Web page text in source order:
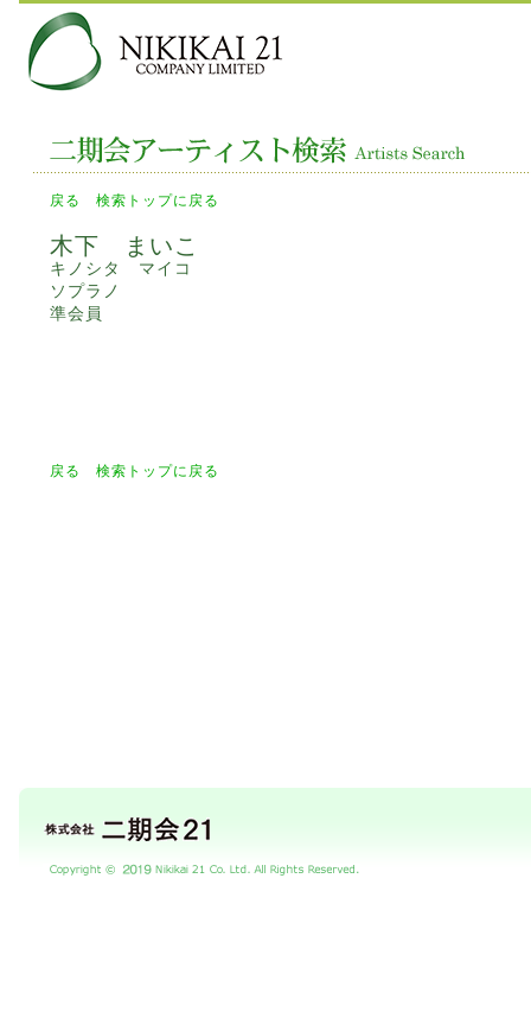
戻る 検索トップに戻る
木下 まいこ
キノシタ マイコ
ソプラノ
準会員
戻る 検索トップに戻る